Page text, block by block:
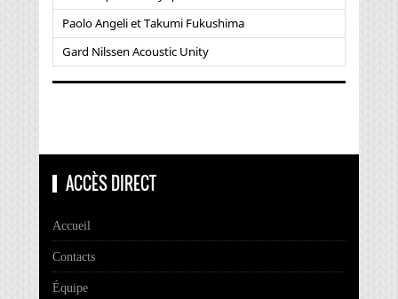
Paolo Angeli et Takumi Fukushima
Gard Nilssen Acoustic Unity
ACCÈS DIRECT
Accueil
Contacts
Équipe